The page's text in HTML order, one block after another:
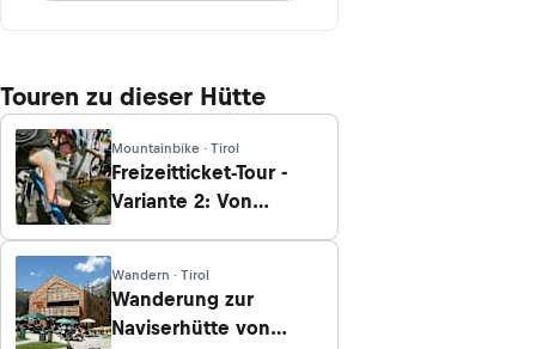
Touren zu dieser Hütte
Mountainbike · Tirol
Freizeitticket-Tour -
Variante 2: Von
Wandern · Tirol
Wanderung zur
Naviserhütte von